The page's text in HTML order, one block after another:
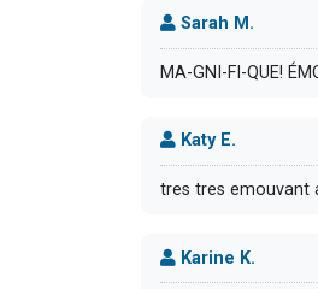
Sarah M.
MA-GNI-FI-QUE!
Katy E.
tres tres emouvant
Karine K.